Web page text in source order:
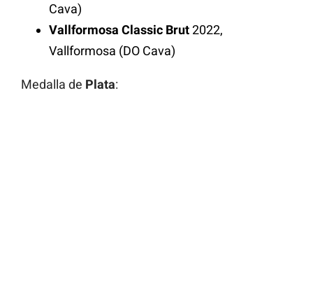
Cava)
Vallformosa Classic Brut2022,
Vallformosa (DO Cava)
Medalla de Plata: